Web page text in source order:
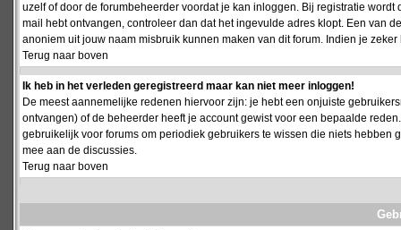
uzelf of door de forumbeheerder voordat je kan inloggen. Bij registratie
mail hebt ontvangen, controleer dan dat het ingevulde adres klopt. Een van
anoniem uit jouw naam misbruik kunnen maken van dit forum. Indien je
Terug naar boven
Ik heb in het verleden geregistreerd maar kan niet meer inloggen!
De meest aannemelijke redenen hiervoor zijn: je hebt een onjuiste
ontvangen) of de beheerder heeft je account gewist voor een bepaalde
gebruikelijk voor forums om periodiek gebruikers te wissen die niets
mee aan de discussies.
Terug naar boven